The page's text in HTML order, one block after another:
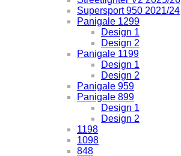
Supersport 950 2021/24
Panigale 1299
Design 1
Design 2
Panigale 1199
Design 1
Design 2
Panigale 959
Panigale 899
Design 1
Design 2
1198
1098
848